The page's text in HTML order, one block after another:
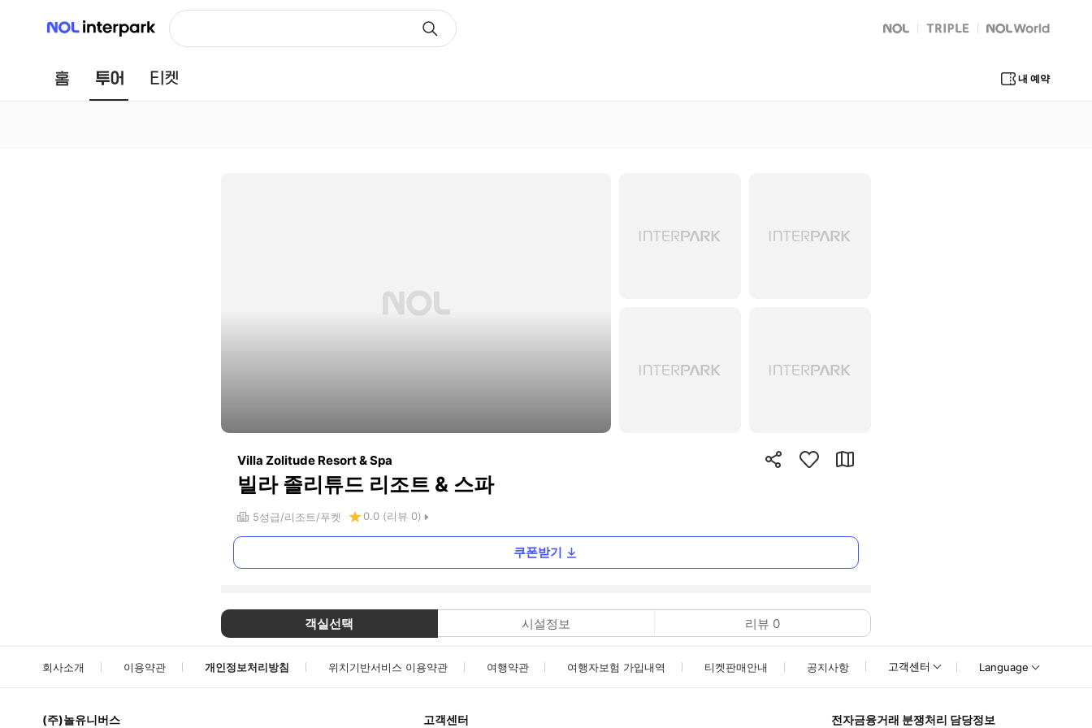
NOL 인터파크
NOL
트리플 Global Interpark
홈 투어 내 예약
Villa Zolitude Resort & Spa
빌라 졸리튜드 리조트 & 스파
5성급 리조트 푸켓 0.0 (리뷰 0)
쿠폰받기
객실선택 시설정보 리뷰 0
회사소개 이용약관 개인정보처리방침 위치기반서비스 이용약관 여행약관 여행자보험 가입내역 티켓판매안내 공지사항 고객센터 Language
(주)놀유니버스 고객센터 전자금융거래 분쟁처리 담당정보